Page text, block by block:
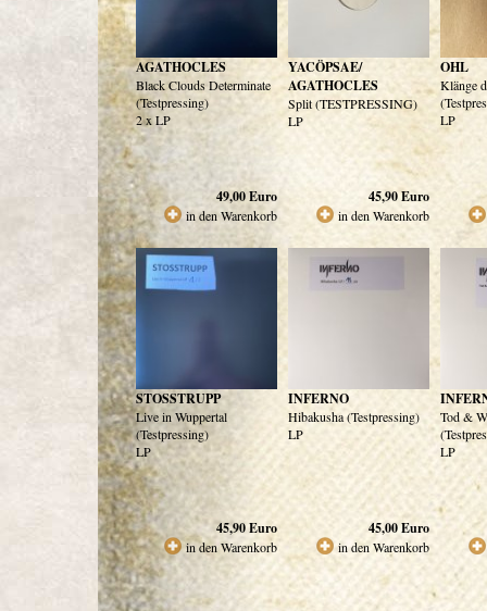
AGATHOCLES
Black Clouds Determinate
(Testpressing)
2 x LP
49,00Euro
in den Warenkorb
YACÖPSAE/
AGATHOCLES
Split (TESTPRESSING)
LP
45,90Euro
in den Warenkorb
OHL
Klänge
LP
STOSSTRUPP
Live in Wuppertal
(Testpressing)
LP
45,90Euro
in den Warenkorb
INFERNO
Hibakusha (Testpressing)
LP
45,00Euro
in den Warenkorb
Tod &
LP